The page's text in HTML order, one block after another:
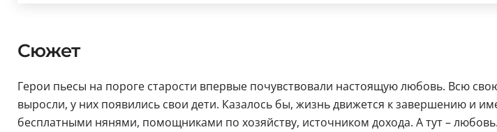
Сюжет
Герои пьесы на пороге старости впервые почувствовали настоящую любовь. Всю
выросли, у них появились свои дети. Казалось бы, жизнь движется к завершению и
бесплатными нянями, помощниками по хозяйству, источником дохода. А тут –